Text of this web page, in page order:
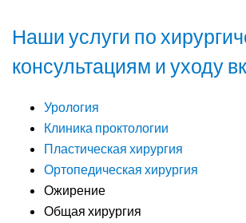
Наши услуги по
консультациям и уходу
Урология
Клиника проктологии
Пластическая хирургия
Ортопедическая хирургия
Ожирение
Общая хирургия